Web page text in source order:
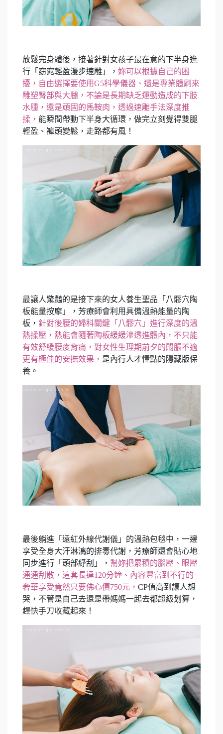
放鬆完身體後，接著針對女孩子最在意的下半身進
行「窈窕輕盈漫步速雕」， 妳可以根據自己的困
擾，自由選擇要使用G5科學儀器、還是專業體刷來
雕塑臀部與大腿，不論是長期缺乏運動造成的下肢
水腫，還是頑固的馬鞍肉，透過速雕手法深度推
揉， 能瞬間帶動下半身大循環，做完立刻覺得雙腿
輕盈、褲頭變鬆，走路都有風！
最讓人驚豔的是接下來的女人養生聖品「八髎穴陶
板能量按摩」，芳療師會利用具備溫熱能量的陶
板， 針對後腰的婦科關鍵「八髎穴」進行深度的溫
熱揉壓，熱能會隨著陶板緩緩滲透進體內，不只能
有效舒緩腰痠背痛，對女性生理期前夕的悶脹不適
更有極佳的安撫效果， 是內行人才懂點的隱藏版保
養。
最後躺進「遠紅外線代謝儀」的溫熱包毯中，一邊
享受全身大汗淋漓的排毒代謝，芳療師還會貼心地
同步進行「頭部紓刮」， 幫妳把累積的腦壓、眼壓
通通刮散，這套長達120分鐘、內容豐富到不行的
奢華享受竟然只要佛心價750元， CP值高到讓人想
哭，不管是自己去還是帶媽媽一起去都超級划算，
趕快手刀收藏起來！